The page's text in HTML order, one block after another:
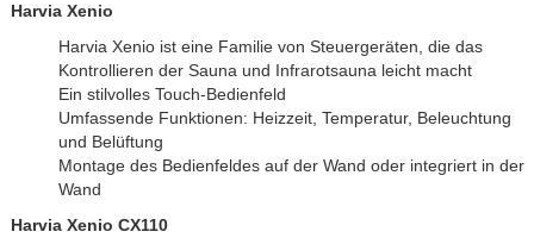
Harvia Xenio
Harvia Xenio ist eine Familie von Steuergeräten, die das
Kontrollieren der Sauna und Infrarotsauna leicht macht
Ein stilvolles Touch-Bedienfeld
Umfassende Funktionen: Heizzeit, Temperatur, Beleuchtung
und Belüftung
Montage des Bedienfeldes auf der Wand oder integriert in der
Wand
Harvia Xenio CX110